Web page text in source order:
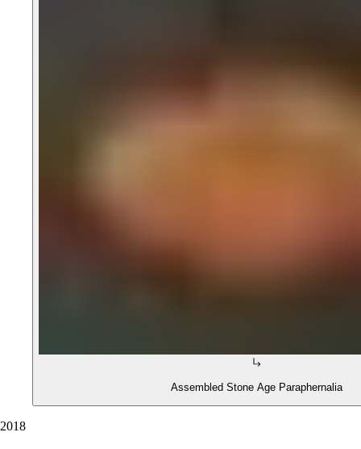
Assembled Stone Age Paraphernalia
2018